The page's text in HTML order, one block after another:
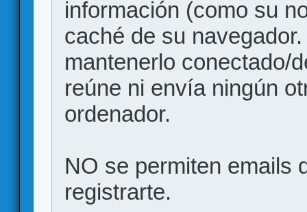
información (como su
caché de su
mantenerlo conectado/
reúne ni envía ningún
ordenador.
NO se permiten emails
registrarte.